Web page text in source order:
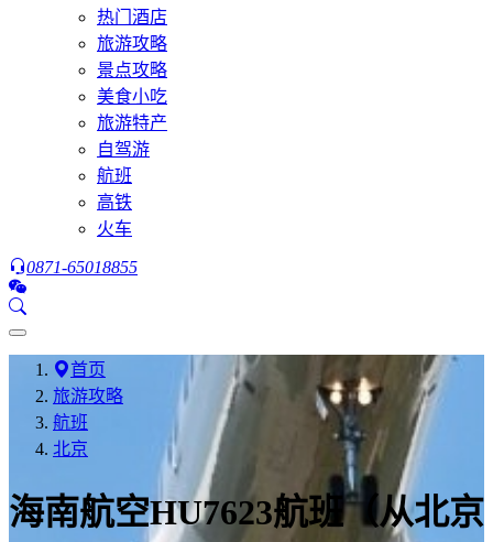
热门酒店
旅游攻略
景点攻略
美食小吃
旅游特产
自驾游
航班
高铁
火车
0871-65018855
首页
旅游攻略
航班
北京
海南航空HU7623航班（从北京